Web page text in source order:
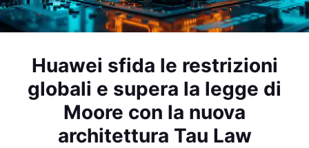
Huawei sfida le restrizioni
globali e supera la legge di
Moore con la nuova
architettura Tau Law